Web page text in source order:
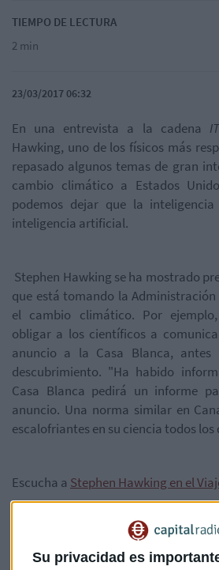
Su privacidad es
TIEMPO DE LECTURA
2 min
23/03/2017 06:32
En una entrevista a la cadena
Hawking, uno de los físicos más
repasado algunos temas de gran
cambio climático a Estados
podemos dejar que la
inteligencia artificial.
Stephen Hawking se ha mostrado
que está tomando la
el cambio climático. Por
obligar a los científicos a
anuncio a la Casa Blanca,
descubrimiento. "Ha habido
Casa Blanca pedirá un informe
anuncio. Una norma similar en
escalofriantes en su ciencia todos los
Escucha a Stephen Hawking en el